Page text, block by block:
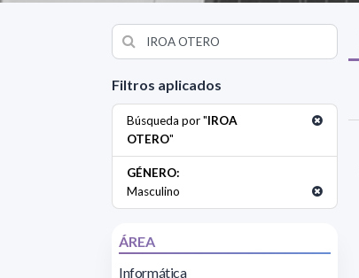
Filtros aplicados
Búsqueda por "IROA
OTERO"
GÉNERO:
Masculino
ÁREA
Informática